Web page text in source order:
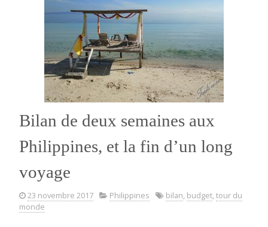
coups
de
coeur »
Bilan de deux semaines aux
Philippines, et la fin d’un long
voyage
23 novembre 2017 Philippines bilan, budget, tour du
monde